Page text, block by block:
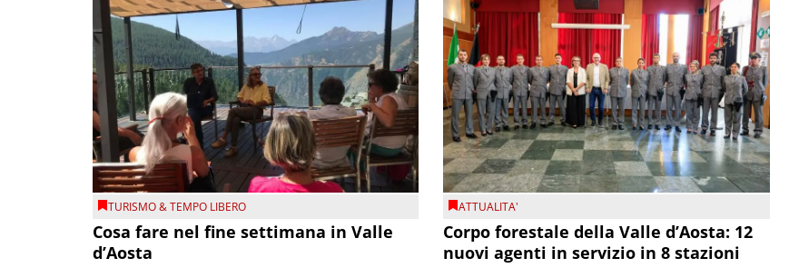
TURISMO & TEMPO LIBERO
Cosa fare nel fine settimana in Valle
d’Aosta
ATTUALITA'
Corpo forestale della Valle d’Aosta: 12
nuovi agenti in servizio in 8 stazioni